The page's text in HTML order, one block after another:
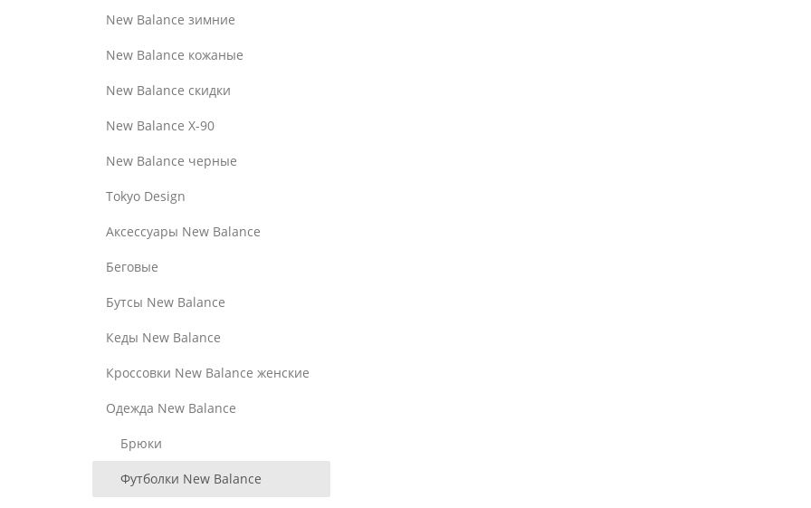
New Balance зимние
New Balance кожаные
New Balance скидки
New Balance Х-90
New Balance черные
Tokyo Design
Аксессуары New Balance
Беговые
Бутсы New Balance
Кеды New Balance
Кроссовки New Balance женские
Одежда New Balance
Брюки
Футболки New Balance